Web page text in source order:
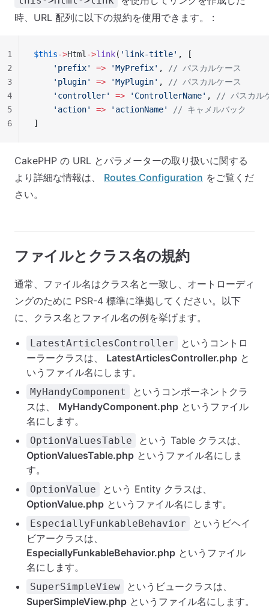
時、URL 配列に以下の規約を使用できます。 :
$this->Html ->link( 'link-title' , [
    'prefix'
=> 'MyPrefix' ,
// パスカルケース
    'plugin'
=> 'MyPlugin' ,
// パスカルケース
    'controller'
=> 'ControllerName' ,
// パスカル
    'action'
=> 'actionName'
// キャメルバック
]
1
2
3
4
5
6
CakePHP の URL とパラメーターの取り扱いに関する
より詳細な情報は、 Routes Configuration をご覧くだ
さい。
ファイルとクラス名の規約
通常、ファイル名はクラス名と一致し、オートローディ
ングのために PSR-4 標準に準拠してください。以下
に、クラス名とファイル名の例を挙げます。
LatestArticlesController
というコントロ
ーラークラスは、 LatestArticlesController.php と
いうファイル名にします。
MyHandyComponent
というコンポーネントクラ
スは、 MyHandyComponent.php というファイル
名にします。
OptionValuesTable
という Table クラスは、
OptionValuesTable.php というファイル名にしま
す。
OptionValue
という Entity クラスは、
OptionValue.php というファイル名にします。
EspeciallyFunkableBehavior
というビヘイ
ビアークラスは、
EspeciallyFunkableBehavior.php というファイル
名にします。
SuperSimpleView
というビュークラスは、
SuperSimpleView.php というファイル名にします。